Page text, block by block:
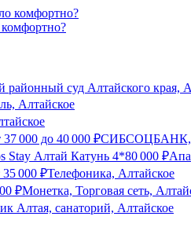
районный суд Алтайского края,
Алтайское
37 000 до 40 000 ₽СИБСОЦБАНК,
Stay Алтай Катунь 4*80 000 ₽
35 000 ₽Телефоника, Алтайское
₽Монетка, Торговая сеть,
Алтая, санаторий, Алтайское